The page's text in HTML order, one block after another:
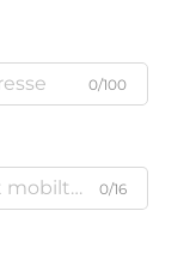
0/100
0/16